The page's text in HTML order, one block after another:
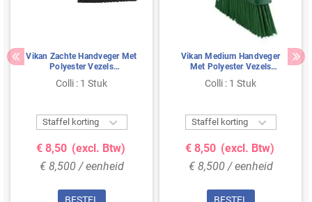
Vikan Zachte Handveger Met
Polyester Vezels
330x35x110mm Zwart
Colli : 1 Stuk
Staffel korting 
€ 8,50 (excl. Btw)
€ 8,500 / eenheid
Vikan Medium Handveger
Met Polyester Vezels
330x35x110mm Groen
Colli : 1 Stuk
Staffel korting 
€ 8,50 (excl. Btw)
€ 8,500 / eenheid